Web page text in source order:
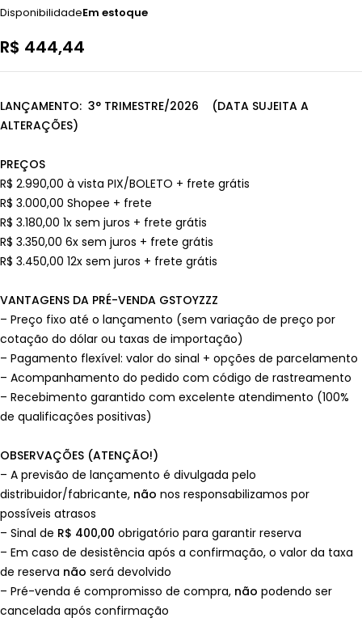
DisponibilidadeEm estoque
R$ 444,44
LANÇAMENTO: 3° TRIMESTRE/2026 (DATA SUJEITA A
ALTERAÇÕES)
PREÇOS
R$ 2.990,00 à vista PIX/BOLETO + frete grátis
R$ 3.000,00 Shopee + frete
R$ 3.180,00 1x sem juros + frete grátis
R$ 3.350,00 6x sem juros + frete grátis
R$ 3.450,00 12x sem juros + frete grátis
VANTAGENS DA PRÉ-VENDA GSTOYZZZ
– Preço fixo até o lançamento (sem variação de preço por
cotação do dólar ou taxas de importação)
– Pagamento flexível: valor do sinal + opções de parcelamento
– Acompanhamento do pedido com código de rastreamento
– Recebimento garantido com excelente atendimento (100%
de qualificações positivas)
OBSERVAÇÕES (ATENÇÃO!)
– A previsão de lançamento é divulgada pelo
distribuidor/fabricante, não nos responsabilizamos por
possíveis atrasos
– Sinal de R$ 400,00 obrigatório para garantir reserva
– Em caso de desistência após a confirmação, o valor da taxa
de reserva não será devolvido
– Pré-venda é compromisso de compra, não podendo ser
cancelada após confirmação